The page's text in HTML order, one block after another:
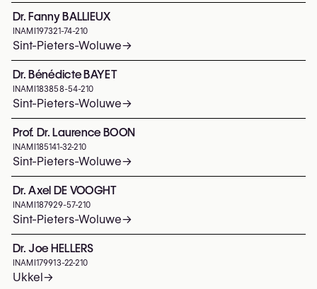
Dr. Fanny BALLIEUX
INAMI 197321-74-210
Sint-Pieters-Woluwe→
Dr. Bénédicte BAYET
INAMI 183858-54-210
Sint-Pieters-Woluwe→
Prof. Dr. Laurence BOON
INAMI 185141-32-210
Sint-Pieters-Woluwe→
Dr. Axel DE VOOGHT
INAMI 187929-57-210
Sint-Pieters-Woluwe→
Dr. Joe HELLERS
INAMI 179913-22-210
Ukkel→